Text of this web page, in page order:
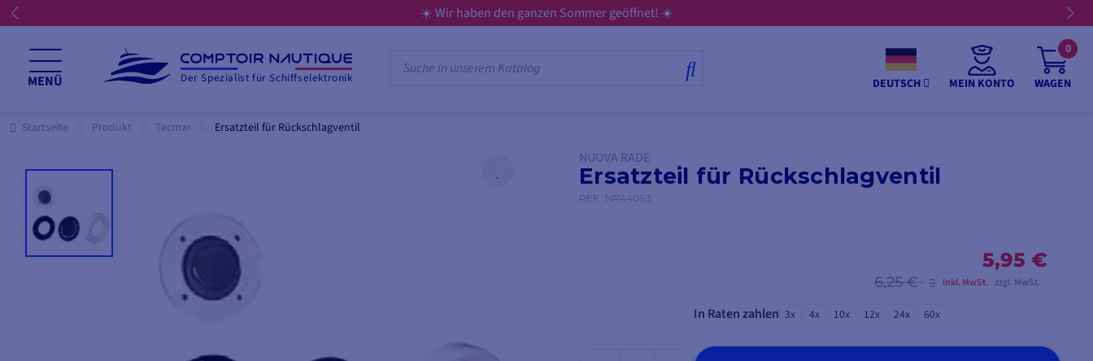
☀️ Wir haben den ganzen Sommer geöffnet! ☀️
MENÜ Der Spezialist für Schiffselektronik DEUTSCH MEIN KONTO WAGEN
0
Startseite Produkt Tecmar Ersatzteil für Rückschlagventil
NUOVA RADE
Ersatzteil für Rückschlagventil
REF. NR44093
5,95 €
6,25 € inkl. MwSt. zzgl. MwSt.
In Raten zahlen 3x 4x 10x 12x 24x 60x